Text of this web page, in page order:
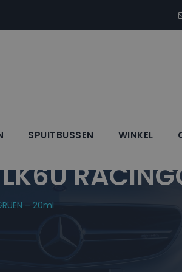
SPUITBUSSEN WINKEL
– 20ml